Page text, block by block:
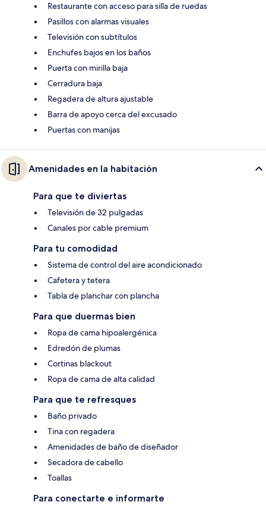
Restaurante con acceso para silla de ruedas
Pasillos con alarmas visuales
Televisión con subtítulos
Enchufes bajos en los baños
Puerta con mirilla baja
Cerradura baja
Regadera de altura ajustable
Barra de apoyo cerca del excusado
Puertas con manijas
Amenidades en la habitación
Para que te diviertas
Televisión de 32 pulgadas
Canales por cable premium
Para tu comodidad
Sistema de control del aire acondicionado
Cafetera y tetera
Tabla de planchar con plancha
Para que duermas bien
Ropa de cama hipoalergénica
Edredón de plumas
Cortinas blackout
Ropa de cama de alta calidad
Para que te refresques
Baño privado
Tina con regadera
Amenidades de baño de diseñador
Secadora de cabello
Toallas
Para conectarte e informarte